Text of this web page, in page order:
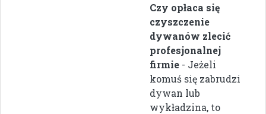
Czy opłaca się
czyszczenie
dywanów zlecić
profesjonalnej
firmie - Jeżeli
komuś się zabrudzi
dywan lub
wykładzina, to